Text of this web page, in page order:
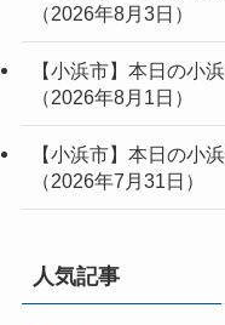
（2026年8月3日）
【小浜市】本日の小
（2026年8月1日）
【小浜市】本日の小
（2026年7月31日）
人気記事